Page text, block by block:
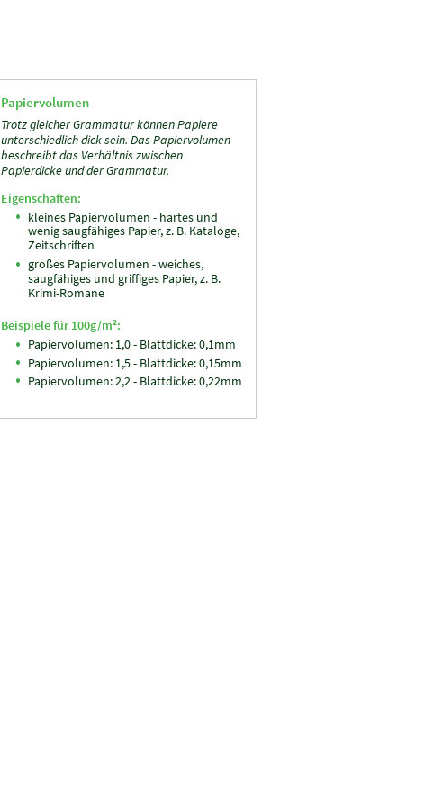
Papiervolumen
Trotz gleicher Grammatur können Papiere
unterschiedlich dick sein. Das Papiervolumen
beschreibt das Verhältnis zwischen
Papierdicke und der Grammatur.
Eigenschaften:
kleines Papiervolumen - hartes und
wenig saugfähiges Papier, z. B. Kataloge,
Zeitschriften
großes Papiervolumen - weiches,
saugfähiges und griffiges Papier, z. B.
Krimi-Romane
Beispiele für 100g/m²:
Papiervolumen: 1,0 - Blattdicke: 0,1mm
Papiervolumen: 1,5 - Blattdicke: 0,15mm
Papiervolumen: 2,2 - Blattdicke: 0,22mm